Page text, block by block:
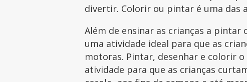
divertir. Colorir ou pintar é uma das
Além de ensinar as crianças a
uma atividade ideal para que as
motoras. Pintar, desenhar e colorir
atividade para que as crianças